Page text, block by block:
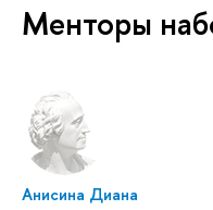
Менторы
Анисина Диана